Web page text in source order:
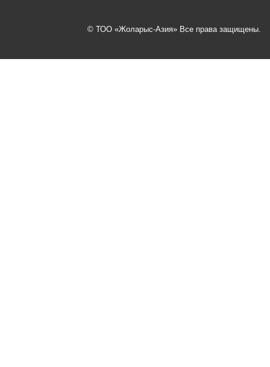
© ТОО «Жоларыс-Азия» Все права защищены.